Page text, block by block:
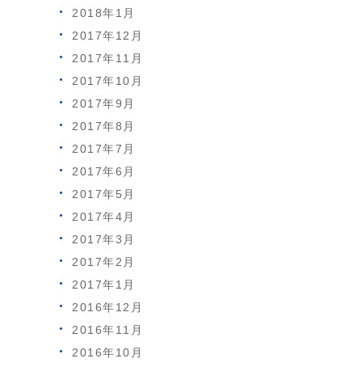
2018年1月
2017年12月
2017年11月
2017年10月
2017年9月
2017年8月
2017年7月
2017年6月
2017年5月
2017年4月
2017年3月
2017年2月
2017年1月
2016年12月
2016年11月
2016年10月